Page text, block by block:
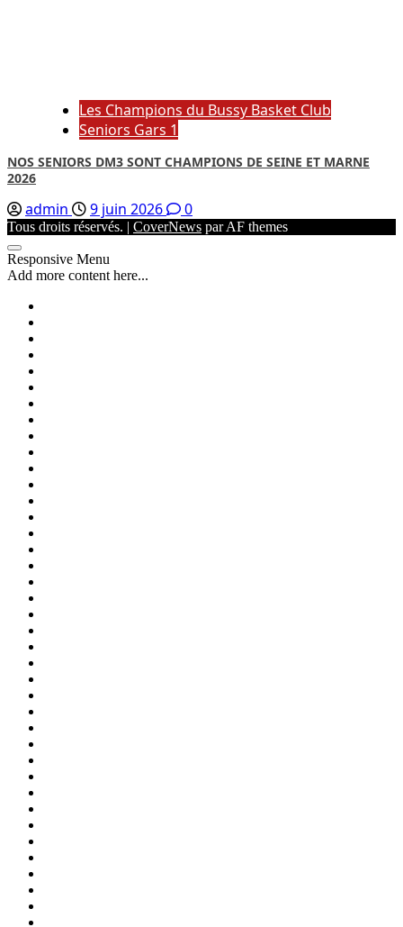
Les Champions du Bussy Basket Club
Seniors Gars 1
NOS SENIORS DM3 SONT CHAMPIONS DE SEINE ET MARNE
2026
admin 9 juin 2026 0
Tous droits réservés. | CoverNews par AF themes
Responsive Menu
Add more content here...